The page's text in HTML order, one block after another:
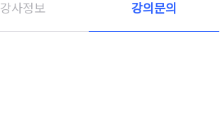
강사정보 강의문의